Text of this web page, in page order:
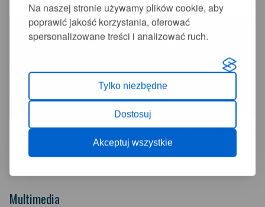
Na naszej stronie używamy plików cookie, aby
poprawić jakość korzystania, oferować
spersonalizowane treści i analizować ruch.
Tylko niezbędne
Dostosuj
Akceptuj wszystkie
Prezentujemy zdjęcia z drugiego dnia Świąt Bożego Narodzenia oraz
Więcej zdjęc w galerii zdjęc - Kolej gondolowa po otwarciu.
Multimedia